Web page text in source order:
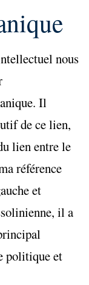
nous
Il
de ce lien,
lien entre le
référence
et
il a
politique et